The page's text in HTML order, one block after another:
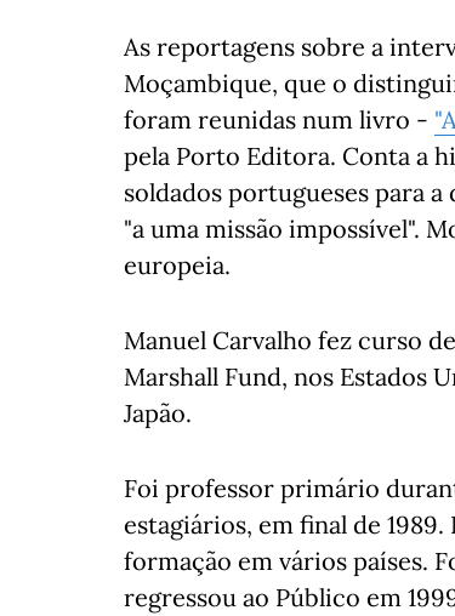
As reportagens sobre a
Moçambique, que o
foram reunidas num livro -
pela Porto Editora. Conta a
soldados portugueses para
"a uma missão impossível".
europeia.
Manuel Carvalho fez curso
Marshall Fund, nos Estados
Japão.
Foi professor primário
estagiários, em final de
formação em vários países.
regressou ao Público em